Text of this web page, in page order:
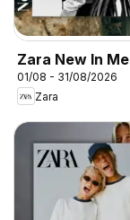
Zara New In
01/08 - 31/08/2026
Zara